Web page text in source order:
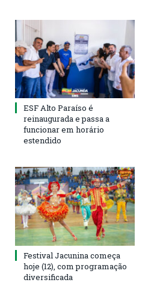
ESF Alto Paraíso é
reinaugurada e passa a
funcionar em horário
estendido
Festival Jacunina começa
hoje (12), com programação
diversificada